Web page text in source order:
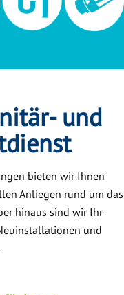
und
bieten wir Ihnen
Anliegen rund um das
hinaus sind wir Ihr
und